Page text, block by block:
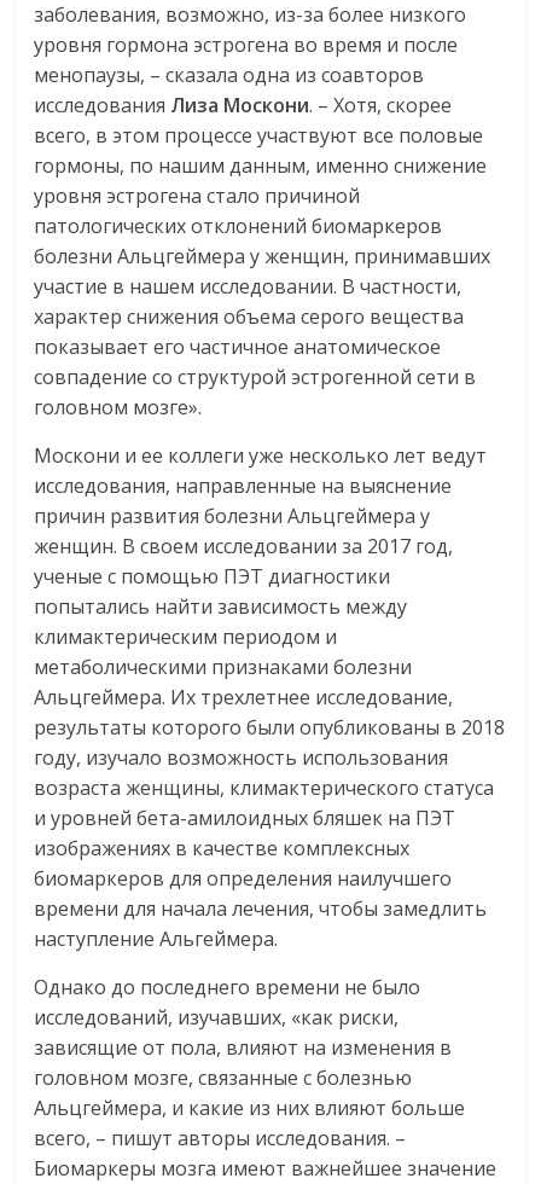
заболевания, возможно, из-за более низкого
уровня гормона эстрогена во время и после
менопаузы, – сказала одна из соавторов
исследования Лиза Москони. – Хотя, скорее
всего, в этом процессе участвуют все половые
гормоны, по нашим данным, именно снижение
уровня эстрогена стало причиной
патологических отклонений биомаркеров
болезни Альцгеймера у женщин, принимавших
участие в нашем исследовании. В частности,
характер снижения объема серого вещества
показывает его частичное анатомическое
совпадение со структурой эстрогенной сети в
головном мозге».
Москони и ее коллеги уже несколько лет ведут
исследования, направленные на выяснение
причин развития болезни Альцгеймера у
женщин. В своем исследовании за 2017 год,
ученые с помощью ПЭТ диагностики
попытались найти зависимость между
климактерическим периодом и
метаболическими признаками болезни
Альцгеймера. Их трехлетнее исследование,
результаты которого были опубликованы в 2018
году, изучало возможность использования
возраста женщины, климактерического статуса
и уровней бета-амилоидных бляшек на ПЭТ
изображениях в качестве комплексных
биомаркеров для определения наилучшего
времени для начала лечения, чтобы замедлить
наступление Альгеймера.
Однако до последнего времени не было
исследований, изучавших, «как риски,
зависящие от пола, влияют на изменения в
головном мозге, связанные с болезнью
Альцгеймера, и какие из них влияют больше
всего, – пишут авторы исследования. –
Биомаркеры мозга имеют важнейшее значение